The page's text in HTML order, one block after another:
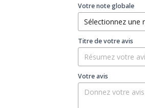
Votre note globale
Titre de votre avis
Votre avis